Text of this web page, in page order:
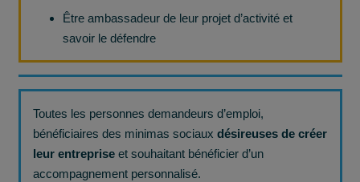
Être ambassadeur de leur projet d’activité et
savoir le défendre
Toutes les personnes demandeurs d’emploi,
bénéficiaires des minimas sociaux désireuses de créer
leur entrepriseet souhaitant bénéficier d’un
accompagnement personnalisé.